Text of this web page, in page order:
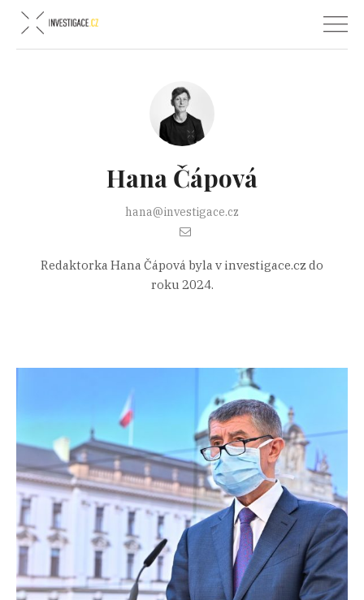
Hana Čápová
hana@investigace.cz
Redaktorka Hana Čápová byla v investigace.cz do
roku 2024.